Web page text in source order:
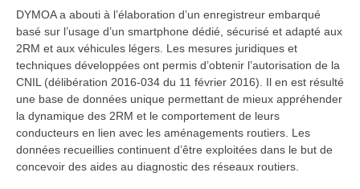
DYMOA a abouti à l’élaboration d’un enregistreur embarqué
basé sur l’usage d’un smartphone dédié, sécurisé et adapté aux
2RM et aux véhicules légers. Les mesures juridiques et
techniques développées ont permis d’obtenir l’autorisation de la
CNIL (délibération 2016-034 du 11 février 2016). Il en est résulté
une base de données unique permettant de mieux appréhender
la dynamique des 2RM et le comportement de leurs
conducteurs en lien avec les aménagements routiers. Les
données recueillies continuent d’être exploitées dans le but de
concevoir des aides au diagnostic des réseaux routiers.